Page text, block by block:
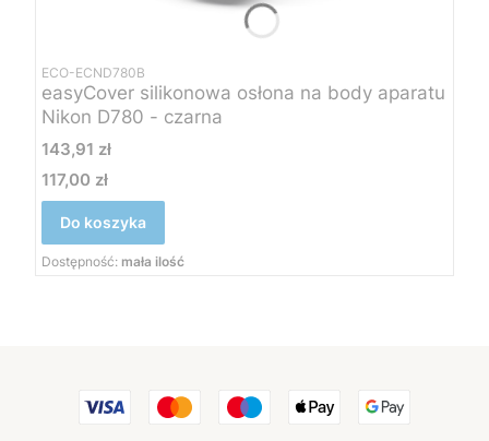
ECO-ECND780B
easyCover silikonowa osłona na body aparatu
Nikon D780 - czarna
Cena
143,91 zł
Cena
117,00 zł
Do koszyka
Dostępność: mała ilość